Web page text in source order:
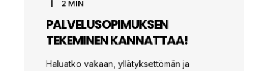
2 MIN
PALVELUSOPIMUKSEN
TEKEMINEN KANNATTAA!
Haluatko vakaan, yllätyksettömän ja